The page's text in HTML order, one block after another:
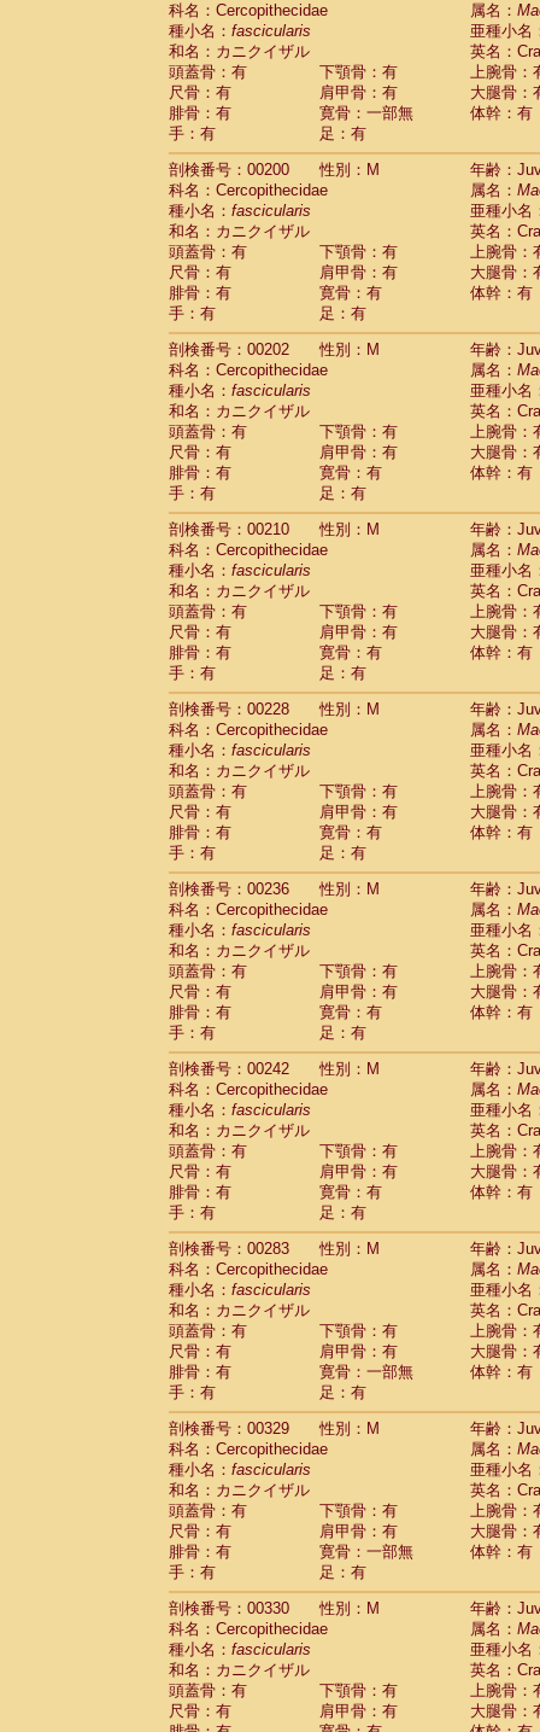
科名：Cercopithecidae
属名：
種小名： fascicularis
亜種小名
和名：カニクイザル
英名：
頭蓋骨：有
下顎骨：有
上腕骨：
尺骨：有
肩甲骨：有
大腿骨：
腓骨：有
寛骨：一部無
体幹：有
手：有
足：有
剖検番号：00200
性別：M
年齢：
科名：Cercopithecidae
属名：
種小名： fascicularis
亜種小名
和名：カニクイザル
英名：
頭蓋骨：有
下顎骨：有
上腕骨：
尺骨：有
肩甲骨：有
大腿骨：
腓骨：有
寛骨：有
体幹：有
手：有
足：有
剖検番号：00202
性別：M
年齢：
科名：Cercopithecidae
属名：
種小名： fascicularis
亜種小名
和名：カニクイザル
英名：
頭蓋骨：有
下顎骨：有
上腕骨：
尺骨：有
肩甲骨：有
大腿骨：
腓骨：有
寛骨：有
体幹：有
手：有
足：有
剖検番号：00210
性別：M
年齢：
科名：Cercopithecidae
属名：
種小名： fascicularis
亜種小名
和名：カニクイザル
英名：
頭蓋骨：有
下顎骨：有
上腕骨：
尺骨：有
肩甲骨：有
大腿骨：
腓骨：有
寛骨：有
体幹：有
手：有
足：有
剖検番号：00228
性別：M
年齢：
科名：Cercopithecidae
属名：
種小名： fascicularis
亜種小名
和名：カニクイザル
英名：
頭蓋骨：有
下顎骨：有
上腕骨：
尺骨：有
肩甲骨：有
大腿骨：
腓骨：有
寛骨：有
体幹：有
手：有
足：有
剖検番号：00236
性別：M
年齢：
科名：Cercopithecidae
属名：
種小名： fascicularis
亜種小名
和名：カニクイザル
英名：
頭蓋骨：有
下顎骨：有
上腕骨：
尺骨：有
肩甲骨：有
大腿骨：
腓骨：有
寛骨：有
体幹：有
手：有
足：有
剖検番号：00242
性別：M
年齢：
科名：Cercopithecidae
属名：
種小名： fascicularis
亜種小名
和名：カニクイザル
英名：
頭蓋骨：有
下顎骨：有
上腕骨：
尺骨：有
肩甲骨：有
大腿骨：
腓骨：有
寛骨：有
体幹：有
手：有
足：有
剖検番号：00283
性別：M
年齢：
科名：Cercopithecidae
属名：
種小名： fascicularis
亜種小名
和名：カニクイザル
英名：
頭蓋骨：有
下顎骨：有
上腕骨：
尺骨：有
肩甲骨：有
大腿骨：
腓骨：有
寛骨：一部無
体幹：有
手：有
足：有
剖検番号：00329
性別：M
年齢：
科名：Cercopithecidae
属名：
種小名： fascicularis
亜種小名
和名：カニクイザル
英名：
頭蓋骨：有
下顎骨：有
上腕骨：
尺骨：有
肩甲骨：有
大腿骨：
腓骨：有
寛骨：一部無
体幹：有
手：有
足：有
剖検番号：00330
性別：M
年齢：
科名：Cercopithecidae
属名：
種小名： fascicularis
亜種小名
和名：カニクイザル
英名：
頭蓋骨：有
下顎骨：有
上腕骨：
尺骨：有
肩甲骨：有
大腿骨：